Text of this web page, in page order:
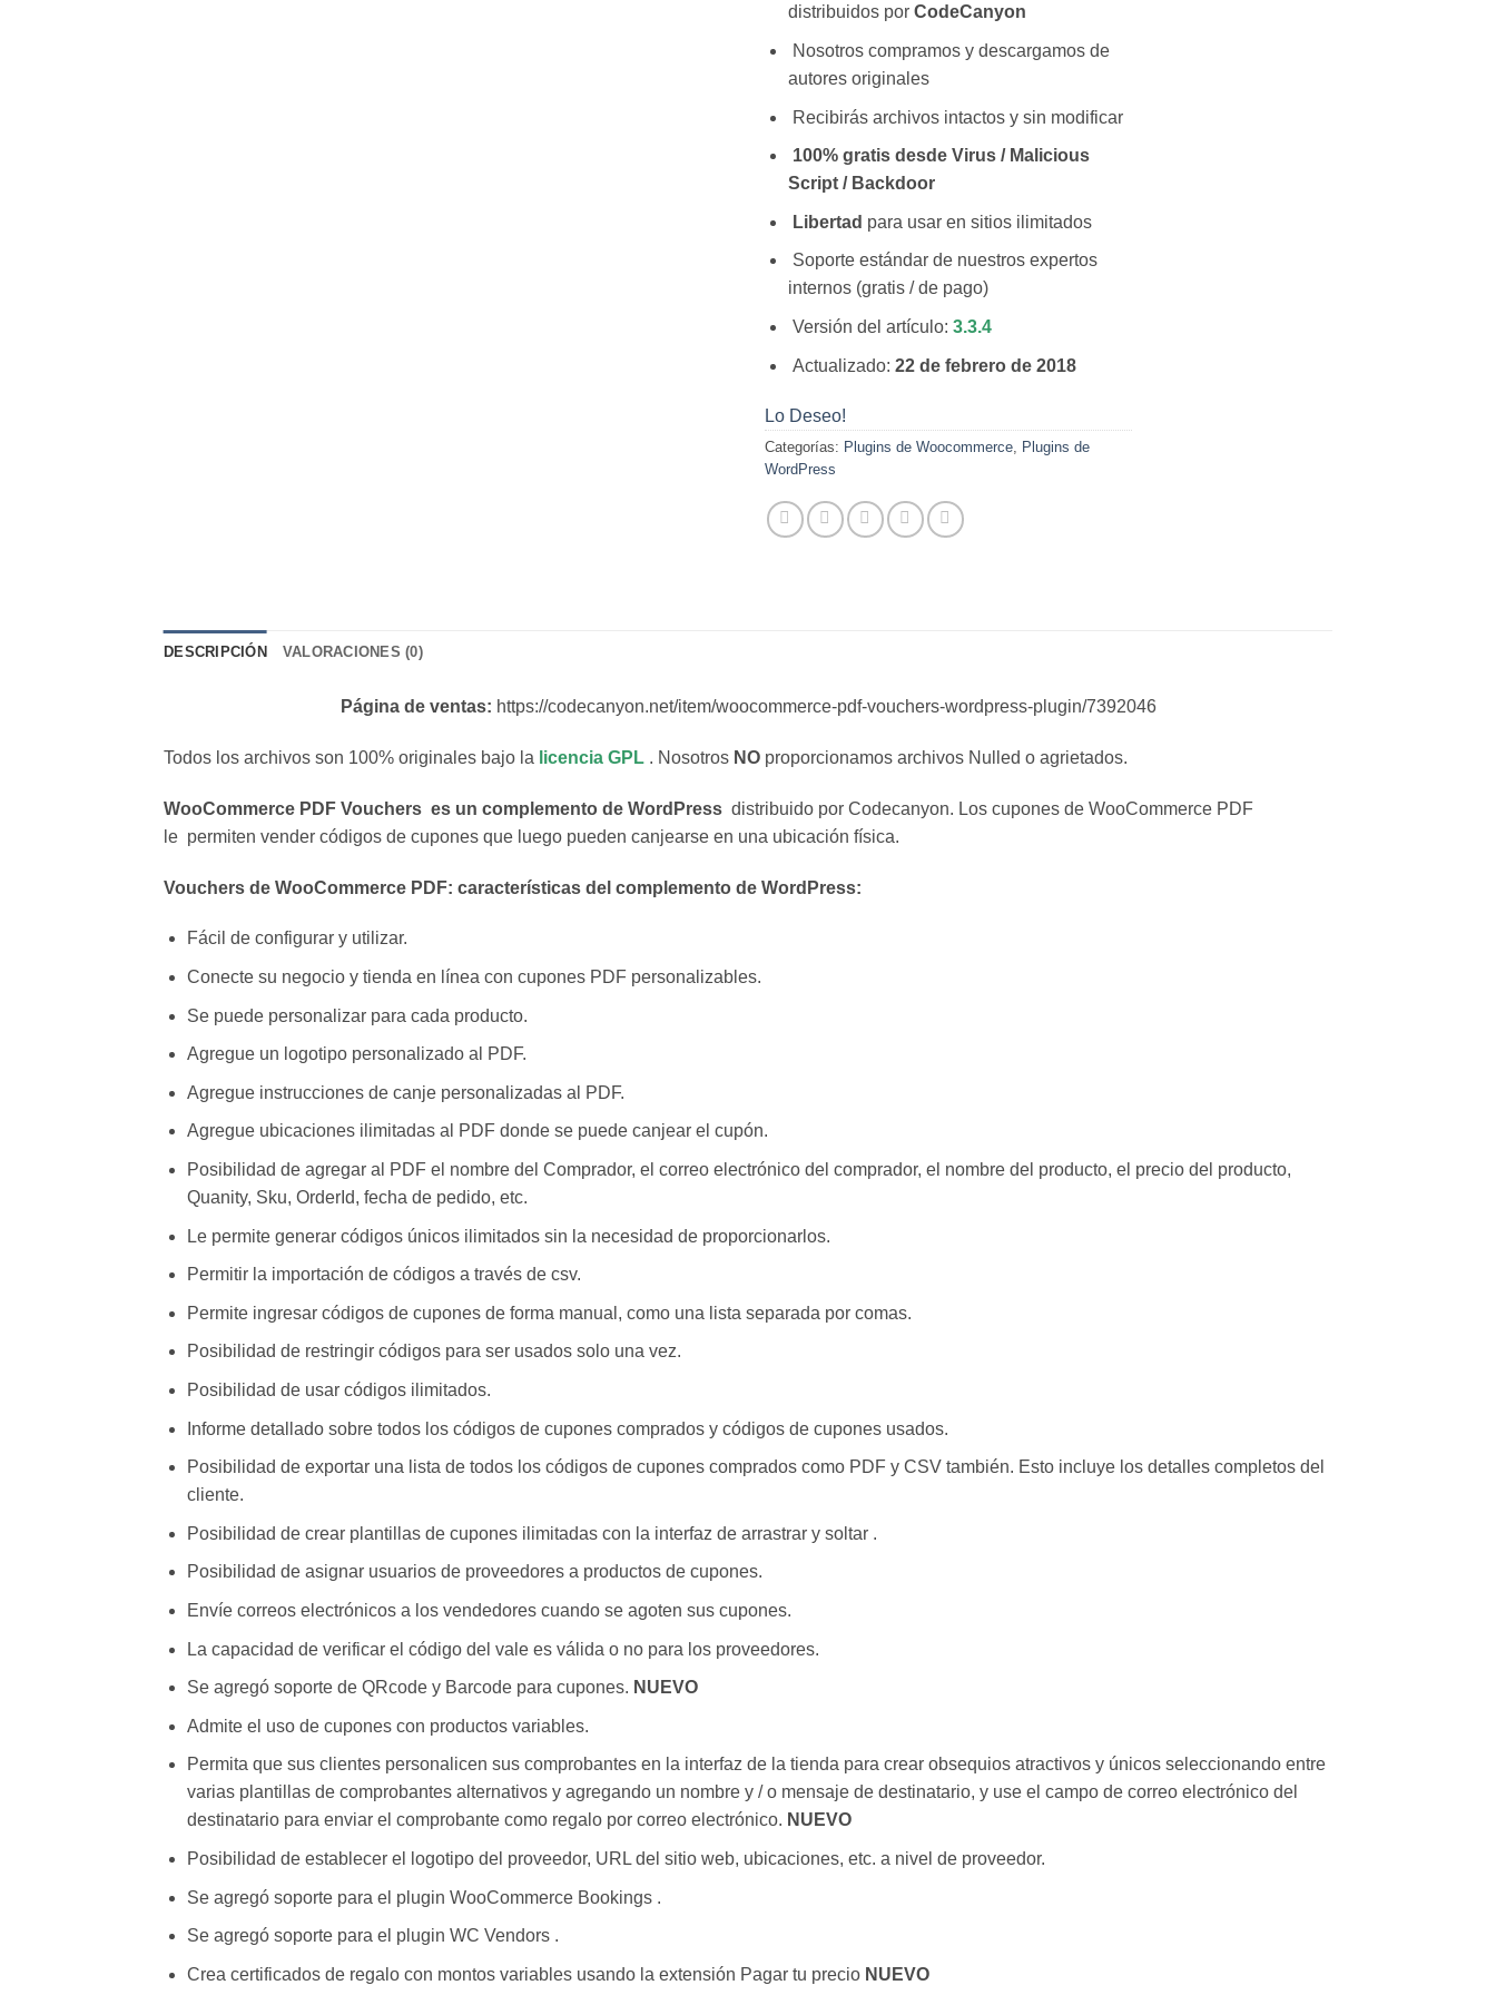
distribuidos por CodeCanyon
Nosotros compramos y descargamos de
autores originales
Recibirás archivos intactos y sin modificar
100% gratis desde Virus / Malicious
Script / Backdoor
Libertad para usar en sitios ilimitados
Soporte estándar de nuestros expertos
internos (gratis / de pago)
Versión del artículo: 3.3.4
Actualizado: 22 de febrero de 2018
Lo Deseo!
Categorías: Plugins de Woocommerce, Plugins de
WordPress
DESCRIPCIÓN VALORACIONES (0)
Página de ventas: https://codecanyon.net/item/woocommerce-pdf-vouchers-wordpress-plugin/7392046
Todos los archivos son 100% originales bajo la licencia GPL . Nosotros NO proporcionamos archivos Nulled o agrietados.
WooCommerce PDF Vouchers es un complemento de WordPress distribuido por Codecanyon. Los cupones de WooCommerce PDF
le permiten vender códigos de cupones que luego pueden canjearse en una ubicación física.
Vouchers de WooCommerce PDF: características del complemento de WordPress:
Fácil de configurar y utilizar.
Conecte su negocio y tienda en línea con cupones PDF personalizables.
Se puede personalizar para cada producto.
Agregue un logotipo personalizado al PDF.
Agregue instrucciones de canje personalizadas al PDF.
Agregue ubicaciones ilimitadas al PDF donde se puede canjear el cupón.
Posibilidad de agregar al PDF el nombre del Comprador, el correo electrónico del comprador, el nombre del producto, el precio del producto,
Quanity, Sku, OrderId, fecha de pedido, etc.
Le permite generar códigos únicos ilimitados sin la necesidad de proporcionarlos.
Permitir la importación de códigos a través de csv.
Permite ingresar códigos de cupones de forma manual, como una lista separada por comas.
Posibilidad de restringir códigos para ser usados ​​solo una vez.
Posibilidad de usar códigos ilimitados.
Informe detallado sobre todos los códigos de cupones comprados y códigos de cupones usados.
Posibilidad de exportar una lista de todos los códigos de cupones comprados como PDF y CSV también. Esto incluye los detalles completos del
cliente.
Posibilidad de crear plantillas de cupones ilimitadas con la interfaz de arrastrar y soltar .
Posibilidad de asignar usuarios de proveedores a productos de cupones.
Envíe correos electrónicos a los vendedores cuando se agoten sus cupones.
La capacidad de verificar el código del vale es válida o no para los proveedores.
Se agregó soporte de QRcode y Barcode para cupones. NUEVO
Admite el uso de cupones con productos variables.
Permita que sus clientes personalicen sus comprobantes en la interfaz de la tienda para crear obsequios atractivos y únicos seleccionando entre
varias plantillas de comprobantes alternativos y agregando un nombre y / o mensaje de destinatario, y use el campo de correo electrónico del
destinatario para enviar el comprobante como regalo por correo electrónico. NUEVO
Posibilidad de establecer el logotipo del proveedor, URL del sitio web, ubicaciones, etc. a nivel de proveedor.
Se agregó soporte para el plugin WooCommerce Bookings .
Se agregó soporte para el plugin WC Vendors .
Crea certificados de regalo con montos variables usando la extensión Pagar tu precioNUEVO